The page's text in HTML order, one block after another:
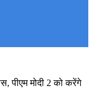
पीएम मोदी 2 को करेंगे